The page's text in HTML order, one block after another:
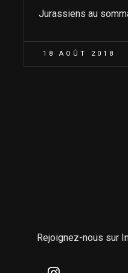
Jurassiens au
18 AOÛT 2018
Rejoignez-nous sur